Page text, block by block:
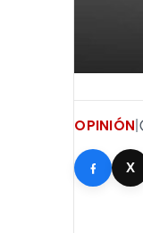
OPINIÓN|
X